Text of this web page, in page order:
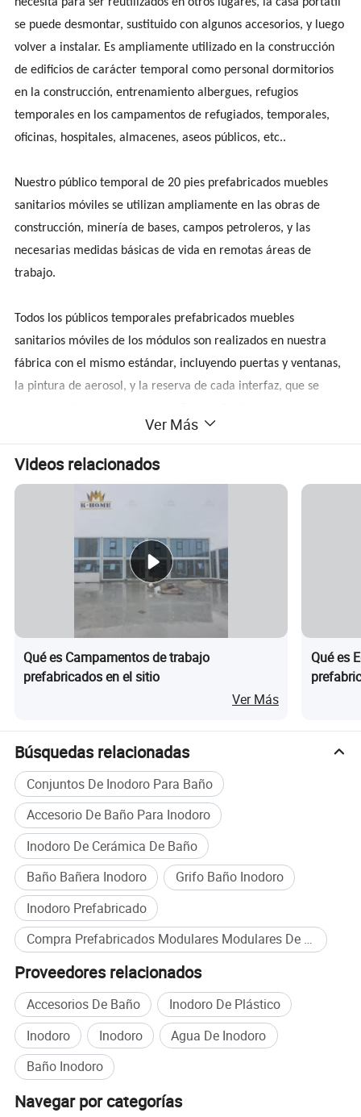
se puede desmontar, sustituido con algunos accesorios, y luego
volver a instalar. Es ampliamente utilizado en la construcción
de edificios de carácter temporal como personal dormitorios
en la construcción, entrenamiento albergues, refugios
temporales en los campamentos de refugiados, temporales,
oficinas, hospitales, almacenes, aseos públicos, etc..
Nuestro público temporal de 20 pies prefabricados muebles
sanitarios móviles se utilizan ampliamente en las obras de
construcción, minería de bases, campos petroleros, y las
necesarias medidas básicas de vida en remotas áreas de
trabajo.
Todos los públicos temporales prefabricados muebles
sanitarios móviles de los módulos son realizados en nuestra
fábrica con el mismo estándar, incluyendo puertas y ventanas,
la pintura de aerosol, y la reserva de cada interfaz, que se
la transformación funcional y es también muy conveniente
Ver Más
Videos relacionados
Qué es Campamentos de trabajo
prefabricados en el sitio
Ver Más
Qué es
Búsquedas relacionadas
Conjuntos De Inodoro Para Baño
Accesorio De Baño Para Inodoro
Inodoro De Cerámica De Baño
Baño Bañera Inodoro
Grifo Baño Inodoro
Inodoro Prefabricado
Compra Prefabricados Modulares Modulares De Ba&ntilde;o al por mayor
Proveedores relacionados
Accesorios De Baño
Inodoro De Plástico
Inodoro
Inodoro
Agua De Inodoro
Baño Inodoro
Navegar por categorías